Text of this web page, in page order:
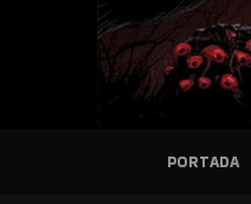
PORTADA